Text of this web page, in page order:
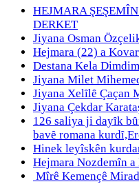
HEJMARA
DERKET
Jiyana Osman
Hejmara (22) a
Destana Kela
Jiyana Milet
Jiyana Xelȋlȇ Çaçan
Jiyana Çekdar
126 saliya ji dayȋk
bavȇ romana
Hinek leyîskên
Hejmara Nozdemîn
Mîrê Kemençê